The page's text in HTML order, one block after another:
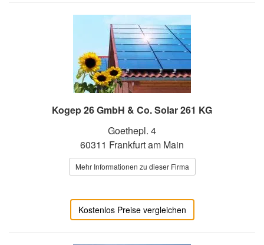
Kogep 26 GmbH & Co. Solar 261 KG
Goethepl. 4
60311 Frankfurt am Main
Mehr Informationen zu dieser Firma
Kostenlos Preise vergleichen